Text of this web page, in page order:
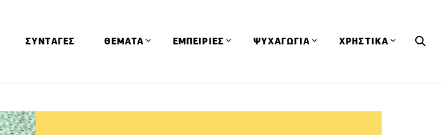
ΣΥΝΤΑΓΕΣ ΘΕΜΑΤΑ ΕΜΠΕΙΡΙΕΣ ΨΥΧΑΓΩΓΙΑ ΧΡΗΣΤΙΚΑ